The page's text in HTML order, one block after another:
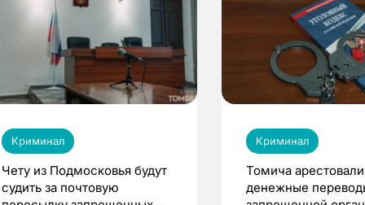
Криминал
Чету из Подмосковья будут
судить за почтовую
Криминал
Томича арестовали
денежные